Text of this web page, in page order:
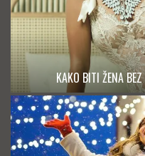
KAKO BITI ŽENA